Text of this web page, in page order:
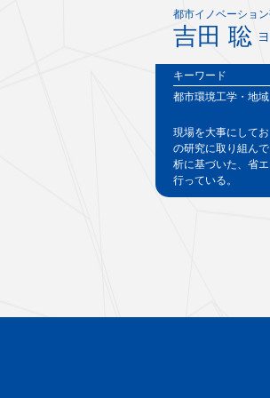
都市イノベーショ
吉田 聡
キーワード
都市環境工学・地
現場を大事にして
の研究に取り組ん
析に基づいた、省
行っている。